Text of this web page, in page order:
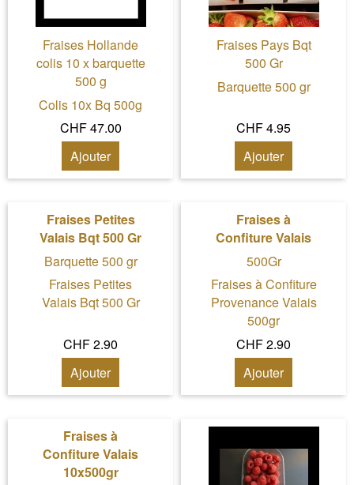
Fraises Hollande
colis 10 x barquette
500 g
Colis 10x Bq 500g
CHF 47.00
Ajouter
Fraises Pays Bqt
500 Gr
Barquette 500 gr
CHF 4.95
Ajouter
Fraises Petites
Valais Bqt 500 Gr
Barquette 500 gr
Fraises Petites
Valais Bqt 500 Gr
CHF 2.90
Ajouter
Fraises à
Confiture Valais
500Gr
Fraises à Confiture
Provenance Valais
500gr
CHF 2.90
Ajouter
Fraises à
Confiture Valais
10x500gr